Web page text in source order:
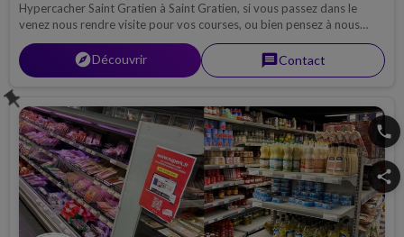
Hypercacher Saint Gratien à Saint Gratien, si vous passez dans le
venez nous rendre visite pour vos courses, ou bien pensez à nous
contacter par téléphone pour découvrir notre magasin, ou pour une
livraison si possible sur ...
explorerDécouvrir messageContact
phone
share